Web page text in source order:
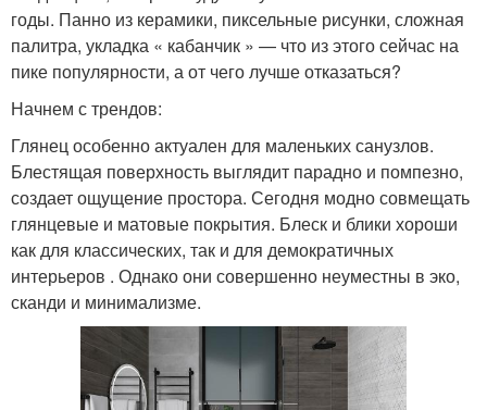
годы. Панно из керамики, пиксельные рисунки, сложная
палитра, укладка « кабанчик » — что из этого сейчас на
пике популярности, а от чего лучше отказаться?
Начнем с трендов:
Глянец особенно актуален для маленьких санузлов.
Блестящая поверхность выглядит парадно и помпезно,
создает ощущение простора. Сегодня модно совмещать
глянцевые и матовые покрытия. Блеск и блики хороши
как для классических, так и для демократичных
интерьеров . Однако они совершенно неуместны в эко,
сканди и минимализме.